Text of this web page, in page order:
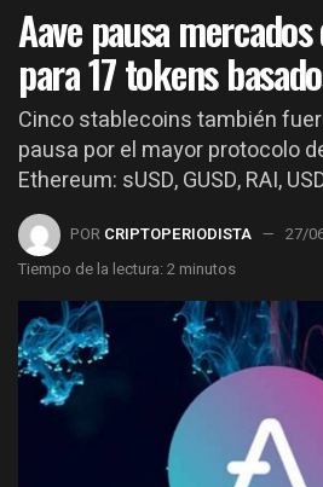
Aave pausa
para 17 tokens
Cinco stablecoins también
pausa por el mayor protocolo
Ethereum: sUSD, GUSD, RAI,
POR CRIPTOPERIODISTA
27/
Tiempo de la lectura: 2 minutos